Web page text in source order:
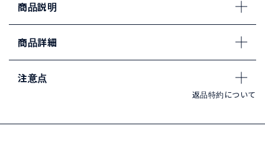
商品説明
商品詳細
注意点
返品特約について